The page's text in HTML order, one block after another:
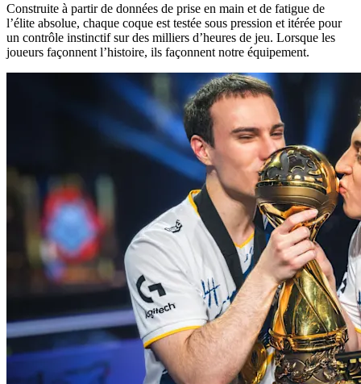
Construite à partir de données de prise en main et de fatigue de
l’élite absolue, chaque coque est testée sous pression et itérée pour
un contrôle instinctif sur des milliers d’heures de jeu. Lorsque les
joueurs façonnent l’histoire, ils façonnent notre équipement.